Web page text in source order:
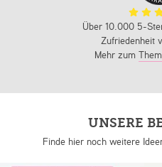
Über 10.000 5-
Zufriedenheit
Mehr zum
UNSERE
Finde hier noch weitere